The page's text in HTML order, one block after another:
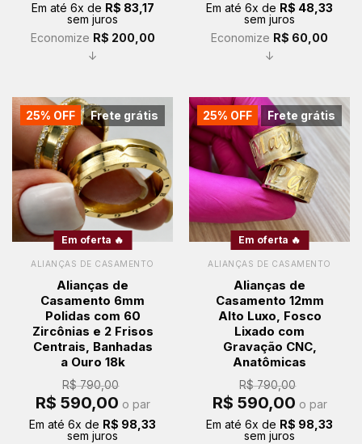
era:
R$ 699,00.
é:
Em até 6x de R$ 83,17
sem juros
Economize R$ 200,00
↓
era:
R$ 350,00.
é:
Em até 6x de R$ 48,33
sem juros
Economize R$ 60,00
↓
Frete grátis
25% OFF
Em oferta 🔥
ALIANÇAS DE CASAMENTO
Alianças de
Casamento 6mm
Polidas com 60
Zircônias e 2 Frisos
Centrais, Banhadas
a Ouro 18k
R$790,00
O
preço
era:
R$ 790,00.
R$ 590,00preço
é:
o par
Em até 6x de R$ 98,33
sem juros
Frete grátis
25% OFF
Em oferta 🔥
ALIANÇAS DE CASAMENTO
Alianças de
Casamento 12mm
Alto Luxo, Fosco
Lixado com
Gravação CNC,
Anatômicas
R$790,00
O
preço
era:
R$ 790,00.
R$ 590,00preço
é:
o par
Em até 6x de R$ 98,33
sem juros